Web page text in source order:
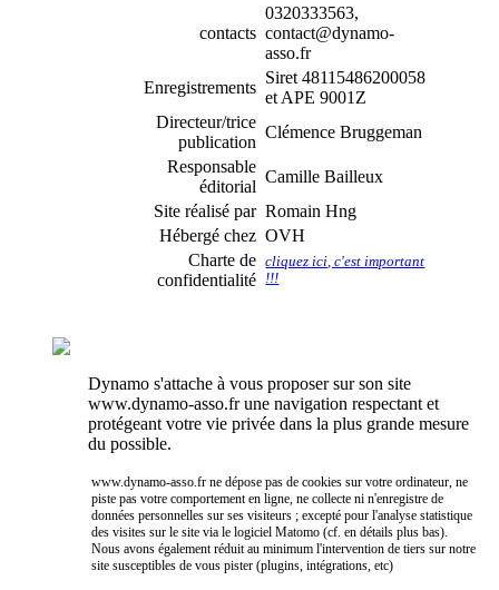
contacts
0320333563,
contact@dynamo-
asso.fr
Enregistrements
Siret 48115486200058
et APE 9001Z
Directeur/trice
publication
Clémence Bruggeman
Responsable
éditorial
Camille Bailleux
Site réalisé par Romain Hng
Hébergé chez OVH
Charte de
confidentialité
cliquez ici, c'est important
!!!
Dynamo s'attache à vous proposer sur son site
www.dynamo-asso.fr une navigation respectant et
protégeant votre vie privée dans la plus grande mesure
du possible.
www.dynamo-asso.fr ne dépose pas de cookies sur votre ordinateur, ne
piste pas votre comportement en ligne, ne collecte ni n'enregistre de
données personnelles sur ses visiteurs ; excepté pour l'analyse statistique
des visites sur le site via le logiciel Matomo (cf. en détails plus bas).
Nous avons également réduit au minimum l'intervention de tiers sur notre
site susceptibles de vous pister (plugins, intégrations, etc)